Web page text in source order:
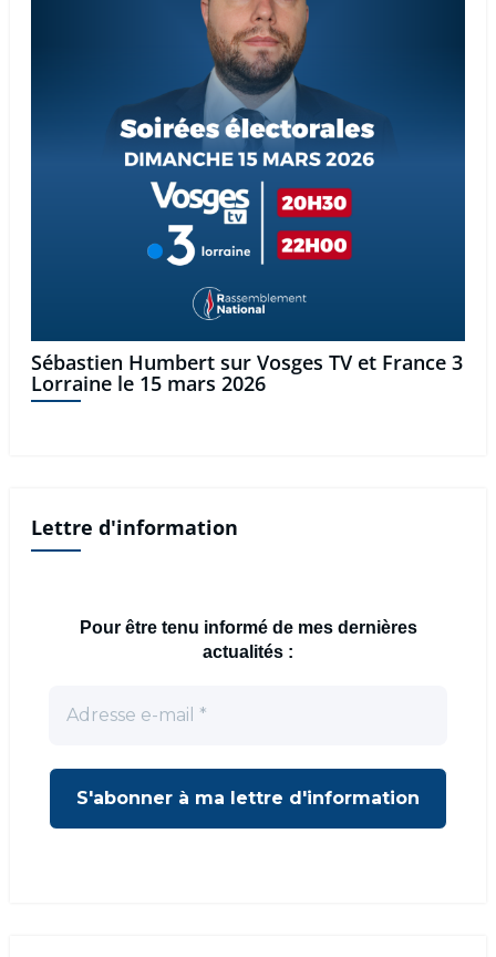
Sébastien Humbert sur Vosges TV et France 3
Lorraine le 15 mars 2026
Lettre d'information
Pour être tenu informé de mes dernières
actualités :